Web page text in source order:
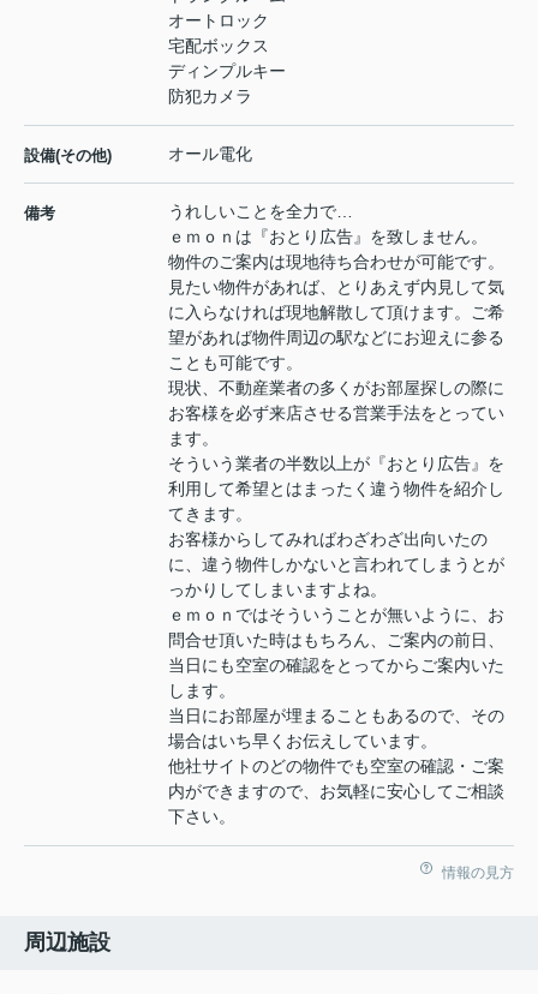
オートロック
宅配ボックス
ディンプルキー
防犯カメラ
設備(その他) オール電化
備考
うれしいことを全力で…
ｅｍｏｎは『おとり広告』を致しません。
物件のご案内は現地待ち合わせが可能です。
見たい物件があれば、とりあえず内見して気
に入らなければ現地解散して頂けます。ご希
望があれば物件周辺の駅などにお迎えに参る
ことも可能です。
現状、不動産業者の多くがお部屋探しの際に
お客様を必ず来店させる営業手法をとってい
ます。
そういう業者の半数以上が『おとり広告』を
利用して希望とはまったく違う物件を紹介し
てきます。
お客様からしてみればわざわざ出向いたの
に、違う物件しかないと言われてしまうとが
っかりしてしまいますよね。
ｅｍｏｎではそういうことが無いように、お
問合せ頂いた時はもちろん、ご案内の前日、
当日にも空室の確認をとってからご案内いた
します。
当日にお部屋が埋まることもあるので、その
場合はいち早くお伝えしています。
他社サイトのどの物件でも空室の確認・ご案
内ができますので、お気軽に安心してご相談
下さい。
情報の見方
周辺施設